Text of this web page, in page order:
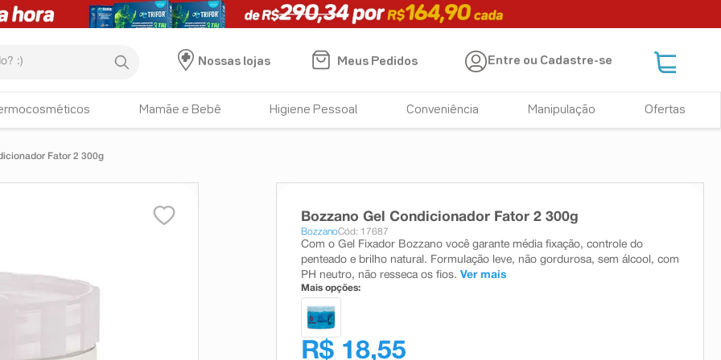
Nossas lojas
Meus Pedidos Entre ou Cadastre-se
Mamãe e Bebê Higiene Pessoal Conveniência Manipulação Ofertas
Fator 2 300g
Bozzano Gel Condicionador Fator 2 300g
BozzanoCód: 17687
Com o Gel Fixador Bozzano você garante média fixação, controle do
penteado e brilho natural. Formulação leve, não gordurosa, sem álcool, com
PH neutro, não resseca os fios. Ver mais
Mais opções:
R$ 18,55